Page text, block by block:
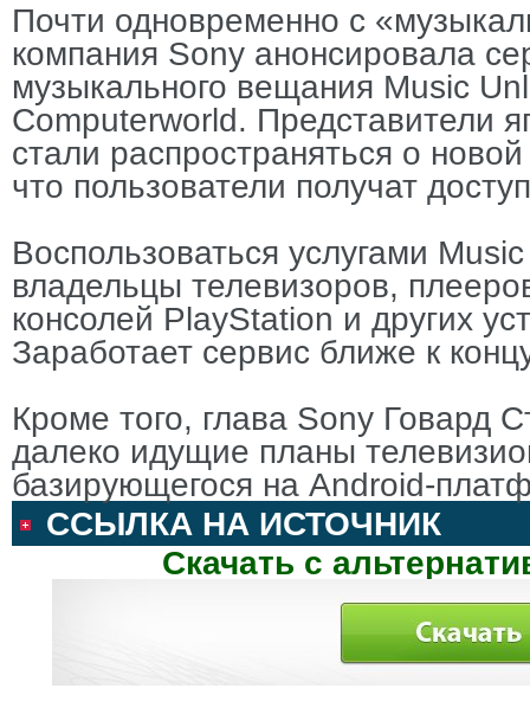
Почти одновременно с
компания Sony анонсировала
музыкального вещания Music
Computerworld. Представители
стали распространяться о
что пользователи получат
Воспользоваться услугами
владельцы телевизоров,
консолей PlayStation и других
Заработает сервис ближе к
Кроме того, глава Sony Говард
далеко идущие планы
базирующегося на Android-
ССЫЛКА НА ИСТОЧНИК
Скачать с